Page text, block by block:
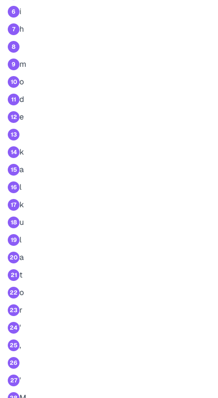
6 i
7 h
8
9 m
10 o
11 d
12 e
13
14 k
15 a
16 l
17 k
18 u
19 l
20 a
21 t
22 o
23 r
24 '
25 ,
26
27 '